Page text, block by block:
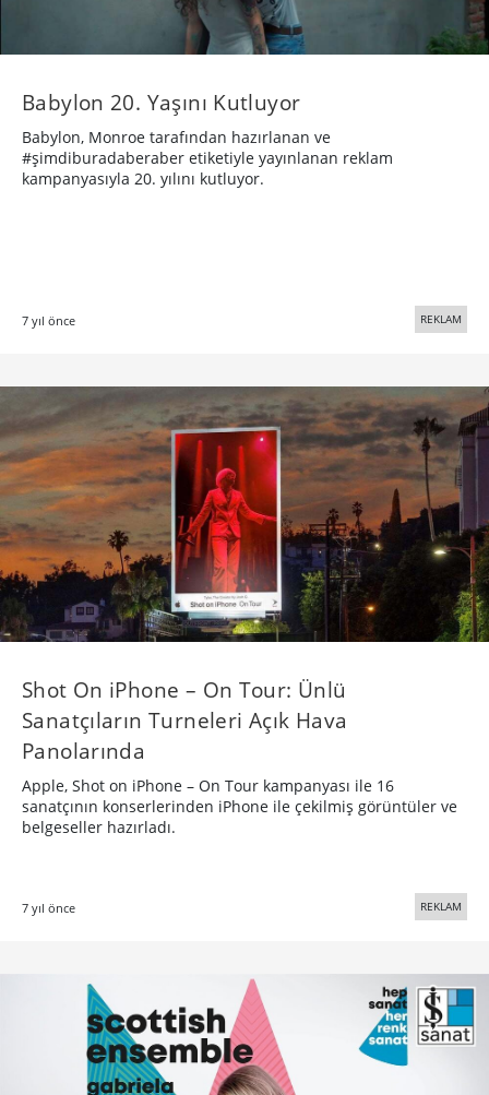
Babylon 20. Yaşını Kutluyor
Babylon, Monroe tarafından hazırlanan ve
#şimdiburadaberaber etiketiyle yayınlanan reklam
kampanyasıyla 20. yılını kutluyor.
7 yıl önce REKLAM
Shot On iPhone – On Tour: Ünlü
Sanatçıların Turneleri Açık Hava
Panolarında
Apple, Shot on iPhone – On Tour kampanyası ile 16
sanatçının konserlerinden iPhone ile çekilmiş görüntüler ve
belgeseller hazırladı.
7 yıl önce REKLAM